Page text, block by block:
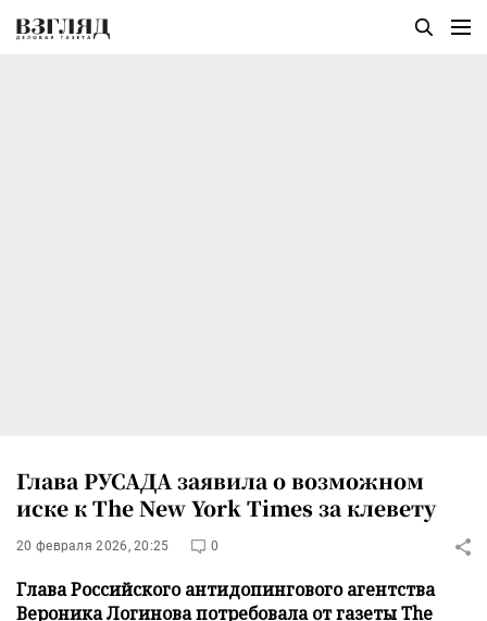
Глава РУСАДА заявила о возможном
иске к The New York Times за клевету
20 февраля 2026, 20:25 0
Глава Российского антидопингового агентства
Вероника Логинова потребовала от газеты The